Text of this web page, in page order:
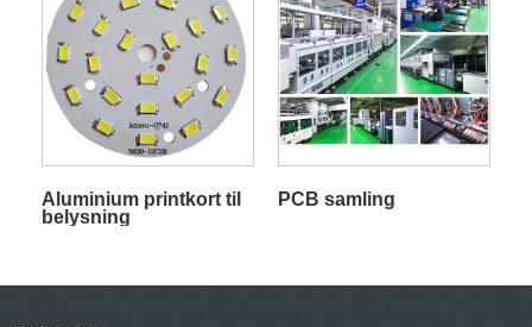
Aluminium printkort til
belysning
PCB samling